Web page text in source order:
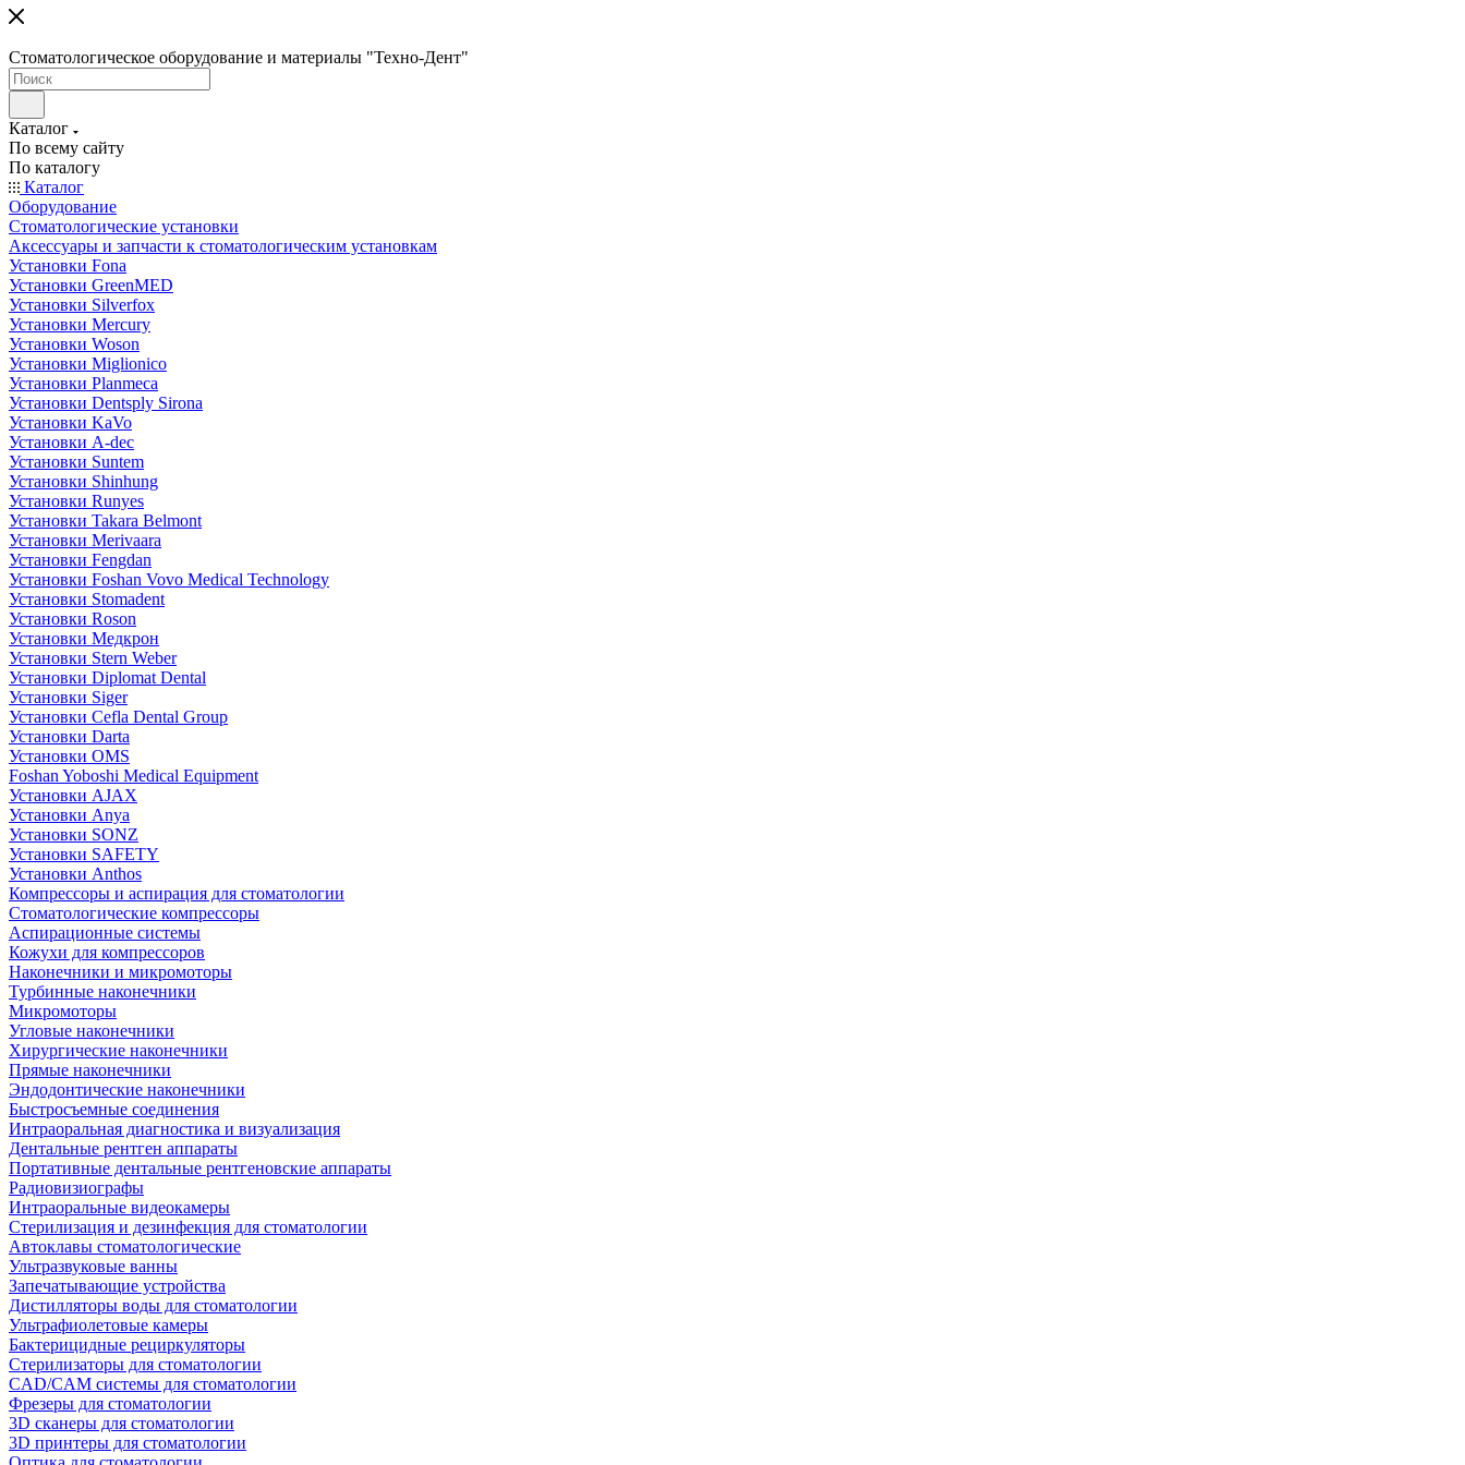
Стоматологическое оборудование и материалы "Техно-Дент"
Каталог
По всему сайту
По каталогу
Каталог
Оборудование
Стоматологические установки
Аксессуары и запчасти к стоматологическим установкам
Установки Fona
Установки GreenMED
Установки Silverfox
Установки Mercury
Установки Woson
Установки Miglionico
Установки Planmeca
Установки Dentsply Sirona
Установки KaVo
Установки A-dec
Установки Suntem
Установки Shinhung
Установки Runyes
Установки Takara Belmont
Установки Merivaara
Установки Fengdan
Установки Foshan Vovo Medical Technology
Установки Stomadent
Установки Roson
Установки Медкрон
Установки Stern Weber
Установки Diplomat Dental
Установки Siger
Установки Cefla Dental Group
Установки Darta
Установки OMS
Foshan Yoboshi Medical Equipment
Установки AJAX
Установки Anya
Установки SONZ
Установки SAFETY
Установки Anthos
Компрессоры и аспирация для стоматологии
Стоматологические компрессоры
Аспирационные системы
Кожухи для компрессоров
Наконечники и микромоторы
Турбинные наконечники
Микромоторы
Угловые наконечники
Хирургические наконечники
Прямые наконечники
Эндодонтические наконечники
Быстросъемные соединения
Интраоральная диагностика и визуализация
Дентальные рентген аппараты
Портативные дентальные рентгеновские аппараты
Радиовизиографы
Интраоральные видеокамеры
Стерилизация и дезинфекция для стоматологии
Автоклавы стоматологические
Ультразвуковые ванны
Запечатывающие устройства
Дистилляторы воды для стоматологии
Ультрафиолетовые камеры
Бактерицидные рециркуляторы
Стерилизаторы для стоматологии
CAD/CAM системы для стоматологии
Фрезеры для стоматологии
3D cканеры для стоматологии
3D принтеры для стоматологии